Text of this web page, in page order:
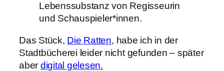
Lebenssubstanz von Regisseurin
und Schauspieler*innen.
Das Stück, Die Ratten, habe ich in der
Stadtbücherei leider nicht gefunden – später
aber digital gelesen.